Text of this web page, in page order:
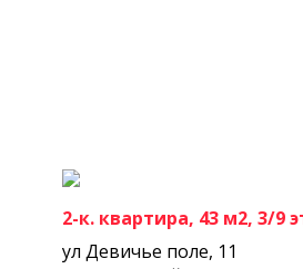
2-к. квартира, 43 м2, 3/9
ул Девичье поле, 11